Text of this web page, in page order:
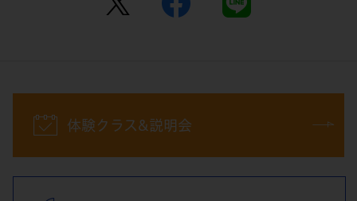
体験クラス&説明会